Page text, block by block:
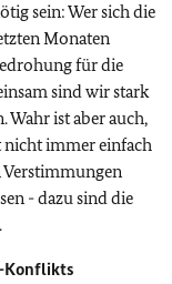
sein: Wer sich die
Monaten
für die
sind wir stark
Wahr ist aber auch,
nicht immer einfach
Verstimmungen
- dazu sind die
Konflikts